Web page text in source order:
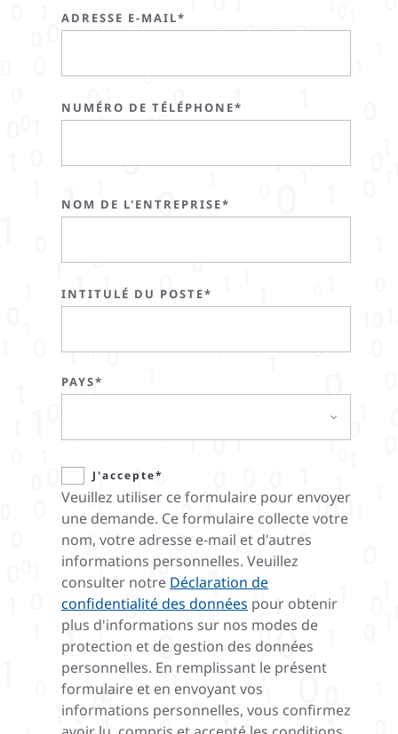
ADRESSE E-MAIL*
NUMÉRO DE TÉLÉPHONE*
NOM DE L'ENTREPRISE*
INTITULÉ DU POSTE*
PAYS*
J'accepte*
Veuillez utiliser ce formulaire pour envoyer
une demande. Ce formulaire collecte votre
nom, votre adresse e-mail et d'autres
informations personnelles. Veuillez
consulter notre Déclaration de
confidentialité des données pour obtenir
plus d'informations sur nos modes de
protection et de gestion des données
personnelles. En remplissant le présent
formulaire et en envoyant vos
informations personnelles, vous confirmez